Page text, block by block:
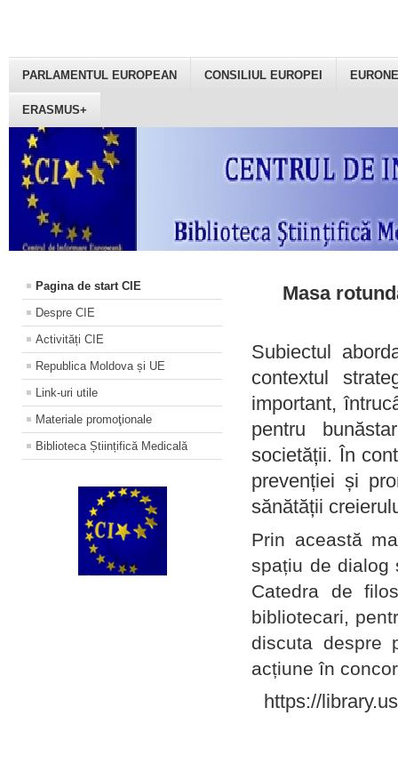
PARLAMENTUL EUROPEAN CONSILIUL EUROPEI
ERASMUS+
Pagina de start CIE
Despre CIE
Activități CIE
Republica Moldova și UE
Link-uri utile
Materiale promoţionale
Biblioteca Științifică Medicală
Masa
Subiectul
contextul
important,
pentru
societății. În
prevenției și
sănătății
Prin această
spațiu de dialog
Catedra de
bibliotecari,
discuta despre
acțiune în
https://